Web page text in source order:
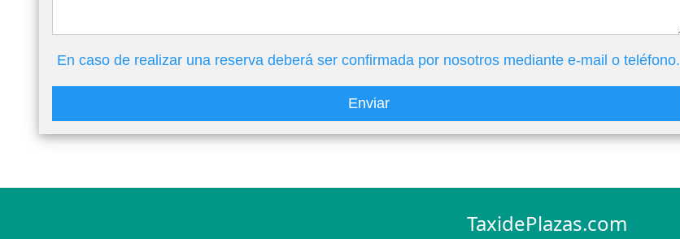
En caso de realizar una reserva deberá ser confirmada por nosotros mediante e-mail o teléfono.
Enviar
TaxidePlazas.com